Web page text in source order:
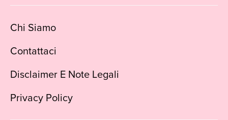
Chi Siamo
Contattaci
Disclaimer E Note Legali
Privacy Policy